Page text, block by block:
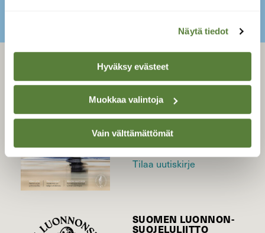
Näytä tiedot
Hyväksy evästeet
Muokkaa valintoja
Vain välttämättömät
LEHTI
Uusin lehti
Tilaa Suomen Luonto
Tilaa digilukuoikeus
Äänestä parasta juttua
Tilaa uutiskirje
SUOMEN LUONNON­
SUOJELU­LIITTO